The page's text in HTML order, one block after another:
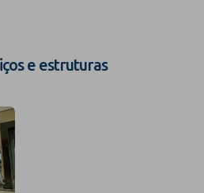
e estruturas